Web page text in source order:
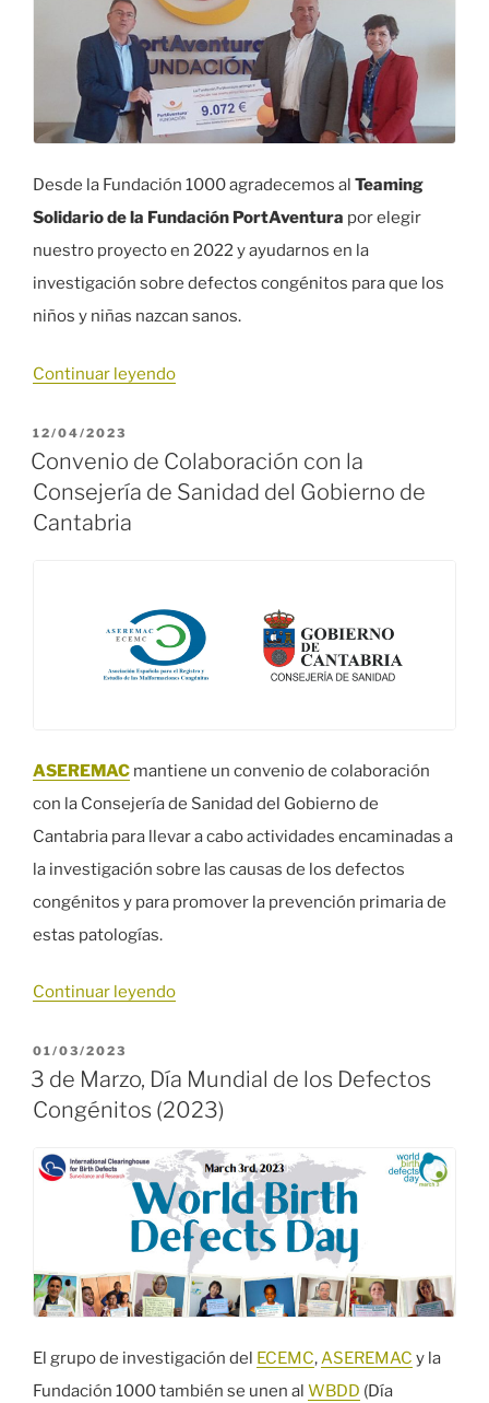
Desde la Fundación 1000 agradecemos al Teaming
Solidario de la Fundación PortAventura por elegir
nuestro proyecto en 2022 y ayudarnos en la
investigación sobre defectos congénitos para que los
niños y niñas nazcan sanos.
Continuar leyendo«Agradecimientos
Fundación
PortAventura»
PUBLICADO
EL
12/04/2023
Convenio de Colaboración con la
Consejería de Sanidad del Gobierno de
Cantabria
ASEREMAC mantiene un convenio de colaboración
con la Consejería de Sanidad del Gobierno de
Cantabria para llevar a cabo actividades encaminadas a
la investigación sobre las causas de los defectos
congénitos y para promover la prevención primaria de
estas patologías.
Continuar leyendo«Convenio
con
la
Consejería
de
Sanidad
del
Gobierno
de
Cantabria»
PUBLICADO
EL
01/03/2023
3 de Marzo, Día Mundial de los Defectos
Congénitos (2023)
El grupo de investigación del ECEMC,ASEREMAC y la
Fundación 1000 también se unen al WBDD (Día